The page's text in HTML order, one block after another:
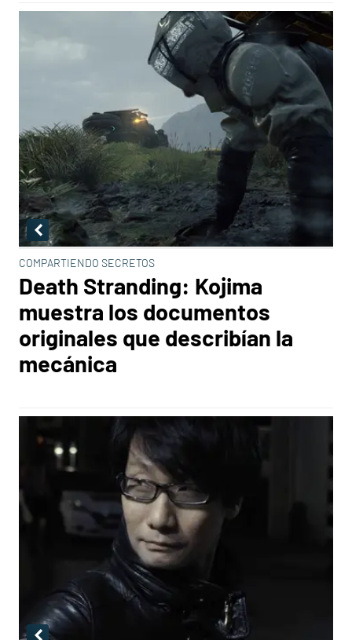
COMPARTIENDO SECRETOS
Death Stranding: Kojima
muestra los documentos
originales que describían la
mecánica